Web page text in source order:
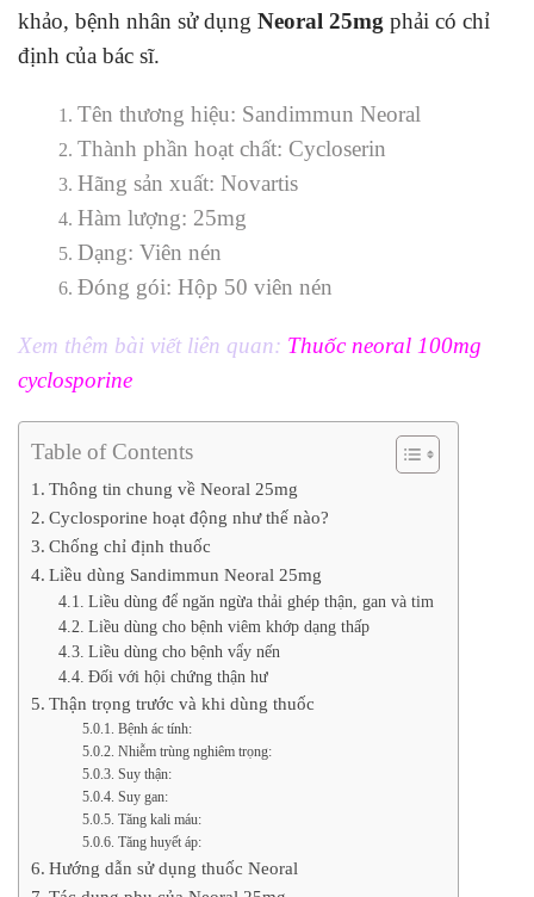
khảo, bệnh nhân sử dụng Neoral 25mg phải có chỉ
định của bác sĩ.
Tên thương hiệu: Sandimmun Neoral
Thành phần hoạt chất: Cycloserin
Hãng sản xuất: Novartis
Hàm lượng: 25mg
Dạng: Viên nén
Đóng gói: Hộp 50 viên nén
Xem thêm bài viết liên quan: Thuốc neoral 100mg
cyclosporine
Table of Contents
Thông tin chung về Neoral 25mg
Cyclosporine hoạt động như thế nào?
Chống chỉ định thuốc
Liều dùng Sandimmun Neoral 25mg
Liều dùng để ngăn ngừa thải ghép thận, gan và tim
Liều dùng cho bệnh viêm khớp dạng thấp
Liều dùng cho bệnh vẩy nến
Đối với hội chứng thận hư
Thận trọng trước và khi dùng thuốc
Bệnh ác tính:
Nhiễm trùng nghiêm trọng:
Suy thận:
Suy gan:
Tăng kali máu:
Tăng huyết áp:
Hướng dẫn sử dụng thuốc Neoral